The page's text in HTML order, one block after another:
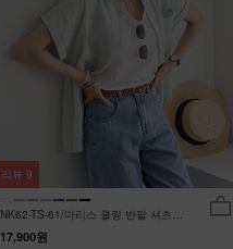
NK62-TS-61/마리스 쿨링 반팔 셔츠
17,900원
리뷰 9